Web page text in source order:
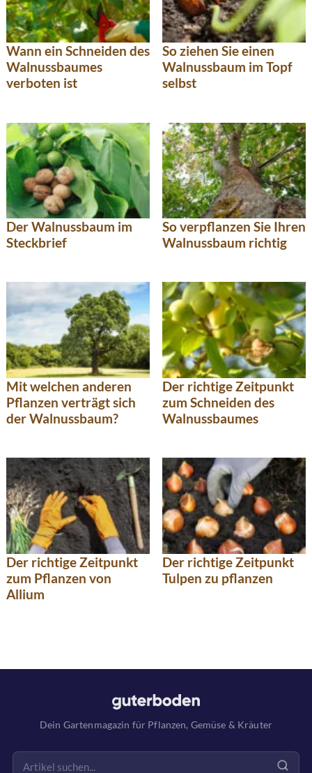
Wann ein Schneiden des
Walnussbaumes
verboten ist
So ziehen Sie einen
Walnussbaum im Topf
selbst
Der Walnussbaum im
Steckbrief
So verpflanzen Sie Ihren
Walnussbaum richtig
Mit welchen anderen
Pflanzen verträgt sich
der Walnussbaum?
Der richtige Zeitpunkt
zum Schneiden des
Walnussbaumes
Der richtige Zeitpunkt
zum Pflanzen von
Allium
Der richtige Zeitpunkt
Tulpen zu pflanzen
Dein Gartenmagazin für Pflanzen, Gemüse & Kräuter